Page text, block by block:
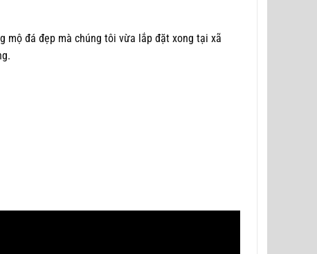
mộ đá đẹp mà chúng tôi vừa lắp đặt xong tại xã